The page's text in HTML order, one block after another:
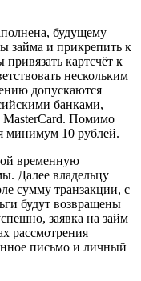
будущему
займа и прикрепить к
картсчёт к
нескольким
допускаются
банками,
Помимо
минимум 10 рублей.
временную
Далее владельцу
сумму транзакции, с
будут возвращены
заявка на займ
рассмотрения
письмо и личный